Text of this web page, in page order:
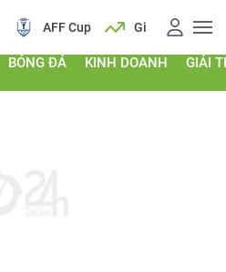
AFF Cup Giá vàng
BÓNG ĐÁ KINH DOANH GIẢI